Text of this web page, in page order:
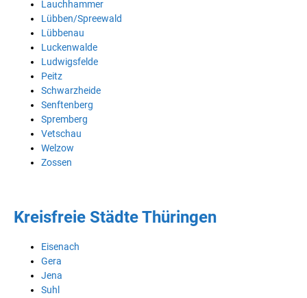
Lauchhammer
Lübben/Spreewald
Lübbenau
Luckenwalde
Ludwigsfelde
Peitz
Schwarzheide
Senftenberg
Spremberg
Vetschau
Welzow
Zossen
Kreisfreie Städte Thüringen
Eisenach
Gera
Jena
Suhl